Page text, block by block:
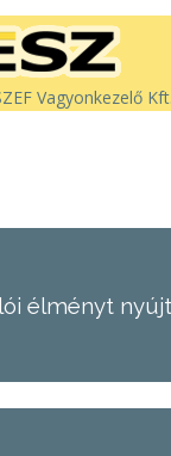
Vagyonkezelő Kft.
élményt